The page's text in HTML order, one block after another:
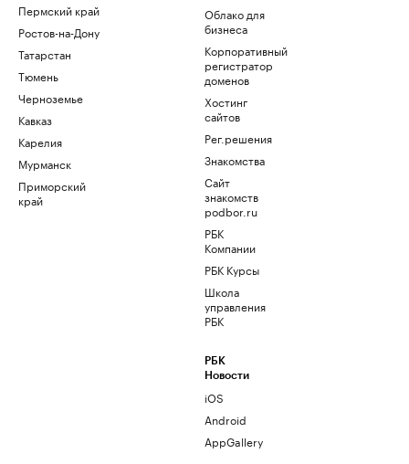
Пермский край
Ростов-на-Дону
Татарстан
Тюмень
Черноземье
Кавказ
Карелия
Мурманск
Приморский
край
Облако для
бизнеса
Корпоративный
регистратор
доменов
Хостинг
сайтов
Рег.решения
Знакомства
Сайт
знакомств
podbor.ru
РБК
Компании
РБК Курсы
Школа
управления
РБК
РБК
Новости
iOS
Android
AppGallery